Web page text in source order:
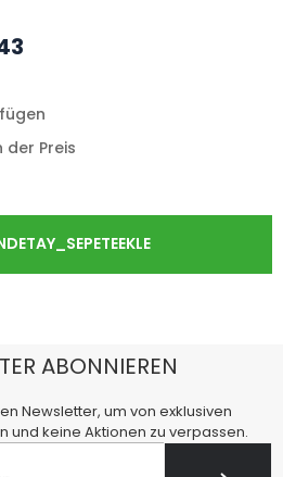
der Preis
ABONNIEREN
Newsletter, um von exklusiven
und keine Aktionen zu verpassen.